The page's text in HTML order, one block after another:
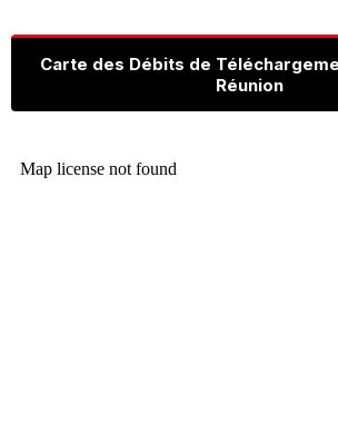
Carte des Débits de
Réunion